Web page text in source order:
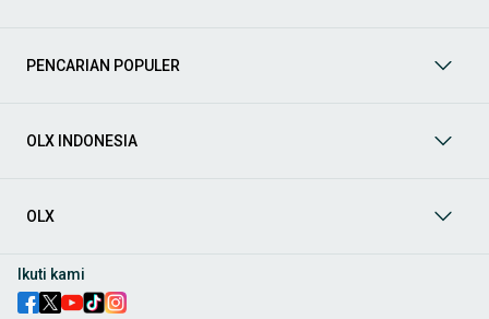
PENCARIAN POPULER
OLX INDONESIA
OLX
Ikuti kami